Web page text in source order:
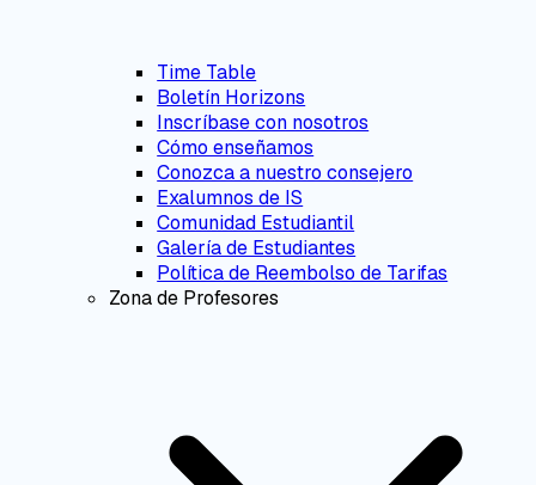
Time Table
Boletín Horizons
Inscríbase con nosotros
Cómo enseñamos
Conozca a nuestro consejero
Exalumnos de IS
Comunidad Estudiantil
Galería de Estudiantes
Política de Reembolso de Tarifas
Zona de Profesores